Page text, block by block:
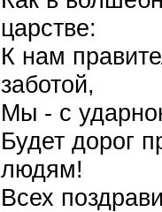
царстве:
К нам
заботой,
Мы - с
Будет дорог
людям!
Всех